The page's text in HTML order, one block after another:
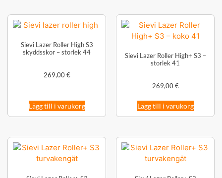
Sievi Lazer Roller High S3
skyddsskor – storlek 44
269,00€
Lägg till i varukorg
Sievi Lazer Roller High+ S3 –
storlek 41
269,00€
Lägg till i varukorg